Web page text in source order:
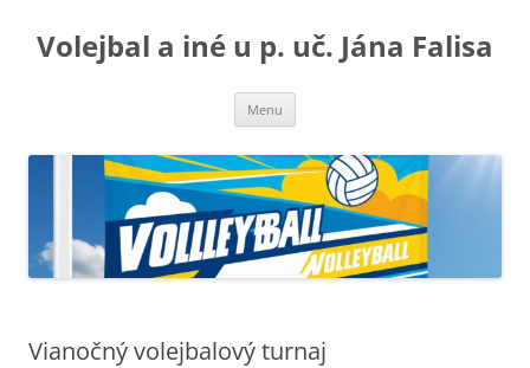
Volejbal a iné u p. uč. Jána Falisa
Menu
Vianočný volejbalový turnaj